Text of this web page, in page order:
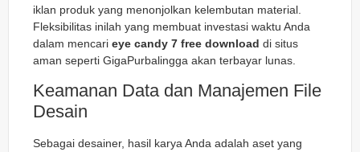
iklan produk yang menonjolkan kelembutan material.
Fleksibilitas inilah yang membuat investasi waktu Anda
dalam mencari eye candy 7 free download di situs
aman seperti GigaPurbalingga akan terbayar lunas.
Keamanan Data dan Manajemen File
Desain
Sebagai desainer, hasil karya Anda adalah aset yang